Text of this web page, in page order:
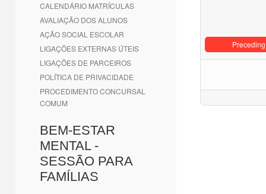
CALENDÁRIO MATRÍCULAS
AVALIAÇÃO DOS ALUNOS
AÇÃO SOCIAL ESCOLAR
LIGAÇÕES EXTERNAS ÚTEIS
LIGAÇÕES DE PARCEIROS
POLÍTICA DE PRIVACIDADE
PROCEDIMENTO CONCURSAL
COMUM
BEM-ESTAR
MENTAL -
SESSÃO PARA
FAMÍLIAS